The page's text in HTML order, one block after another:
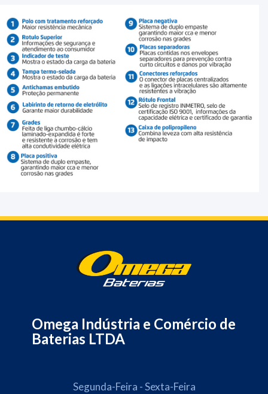
Omega Indústria e Comércio de
Baterias LTDA
Segunda-Feira - Sexta-Feira